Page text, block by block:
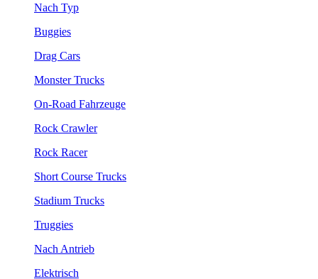
Nach Typ
Buggies
Drag Cars
Monster Trucks
On-Road Fahrzeuge
Rock Crawler
Rock Racer
Short Course Trucks
Stadium Trucks
Truggies
Nach Antrieb
Elektrisch